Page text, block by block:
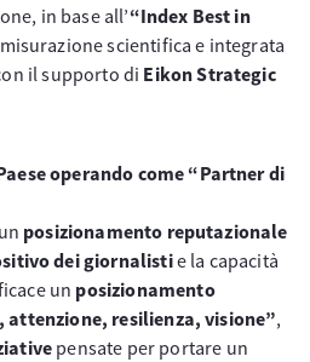
in base all’“Index Best in
scientifica e integrata
il supporto di Eikon Strategic
operando come “Partner di
posizionamento reputazionale
dei giornalistie la capacità
un posizionamento
attenzione, resilienza, visione”,
pensate per portare un